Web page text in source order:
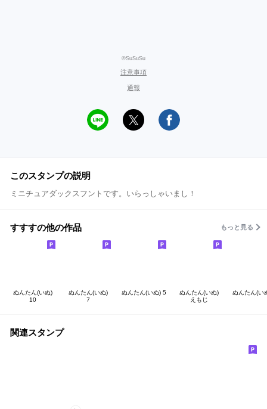
©SuSuSu
注意事項
通報
このスタンプの説明
ミニチュアダックスフントです。いらっしゃいまし！
すすすの他の作品 もっと見る
ぬんたん(いぬ)
10
ぬんたん(いぬ)
７
ぬんたん(いぬ) 5
ぬんたん(いぬ)
えもじ
ぬんたん(い
関連スタンプ